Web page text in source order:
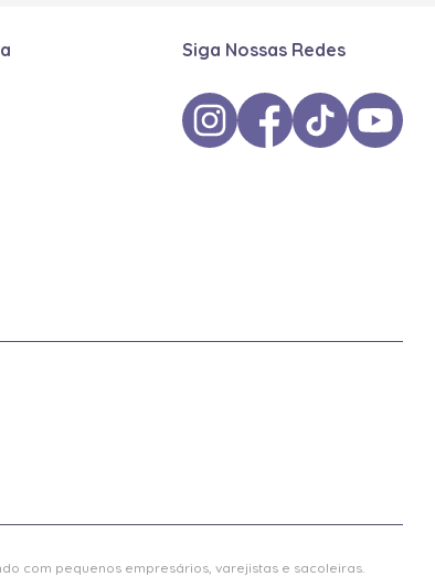
Siga Nossas Redes
com pequenos empresários, varejistas e sacoleiras.